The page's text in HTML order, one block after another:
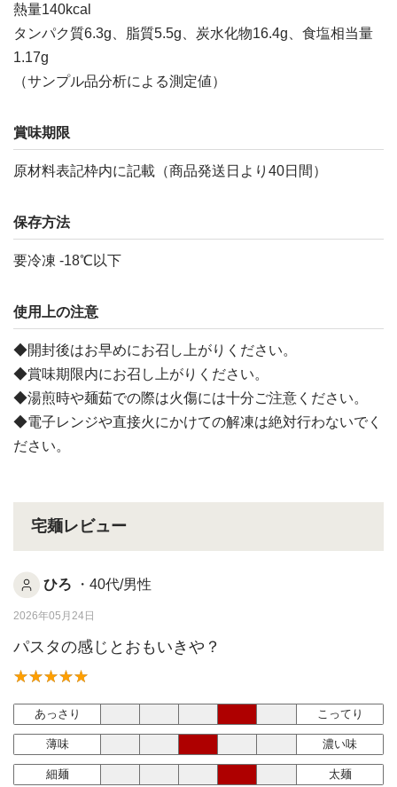
熱量140kcal
タンパク質6.3g、脂質5.5g、炭水化物16.4g、食塩相当量
1.17g
（サンプル品分析による測定値）
賞味期限
原材料表記枠内に記載（商品発送日より40日間）
保存方法
要冷凍 -18℃以下
使用上の注意
◆開封後はお早めにお召し上がりください。
◆賞味期限内にお召し上がりください。
◆湯煎時や麺茹での際は火傷には十分ご注意ください。
◆電子レンジや直接火にかけての解凍は絶対行わないでく
ださい。
宅麺レビュー
ひろ ・40代/男性
2026年05月24日
パスタの感じとおもいきや？
あっさり こってり
薄味 濃い味
細麺 太麺